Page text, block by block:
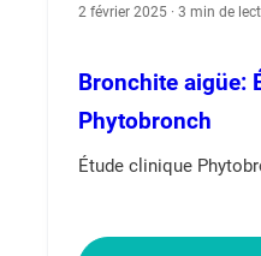
2 février 2025 · 3 min de
Bronchite aigüe:
Phytobronch
Étude clinique